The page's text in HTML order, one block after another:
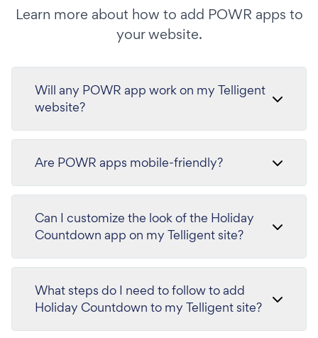
Learn more about how to add POWR apps to
your website.
Will any POWR app work on my Telligent
website?
Are POWR apps mobile-friendly?
Can I customize the look of the Holiday
Countdown app on my Telligent site?
What steps do I need to follow to add
Holiday Countdown to my Telligent site?